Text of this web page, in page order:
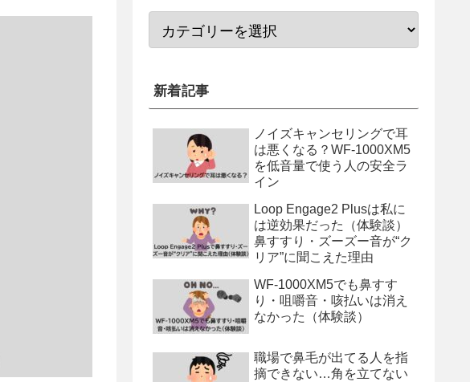
新着記事
ノイズキャンセリングで耳
は悪くなる？WF-1000XM5
を低音量で使う人の安全ラ
イン
Loop Engage2 Plusは私に
は逆効果だった（体験談）
鼻すすり・ズーズー音が“ク
リア”に聞こえた理由
WF-1000XM5でも鼻すす
り・咀嚼音・咳払いは消え
なかった（体験談）
職場で鼻毛が出てる人を指
摘できない…角を立てない